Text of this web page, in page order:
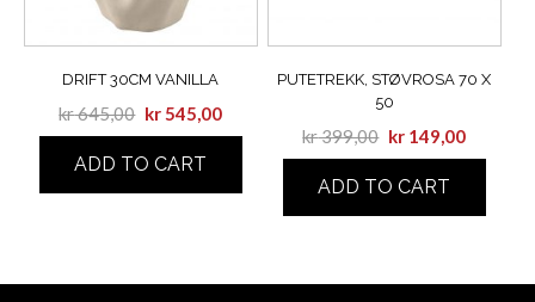
DRIFT 30CM VANILLA
kr645,00 kr545,00
ADD TO CART
PUTETREKK, STØVROSA 70 X
50
kr399,00 kr 149,00
ADD TO CART